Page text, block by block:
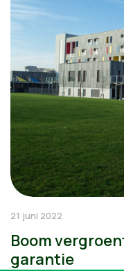
21 juni 2022
Boom
garantie